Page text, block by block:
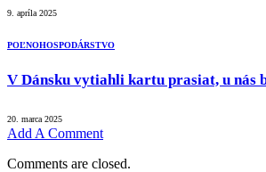
9. apríla 2025
POĽNOHOSPODÁRSTVO
V Dánsku vytiahli kartu prasiat, u nás
20. marca 2025
Add A Comment
Comments are closed.